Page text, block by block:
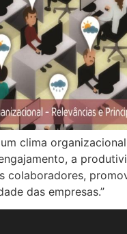
clima
a
colaboradores,
das empresas.”